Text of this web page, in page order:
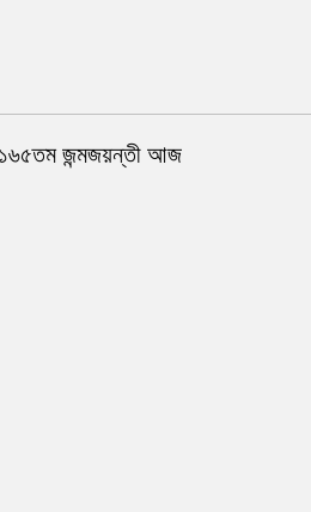
১৬৫তম জন্মজয়ন্তী আজ